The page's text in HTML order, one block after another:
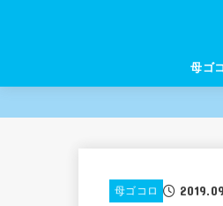
母ゴ
母ゴコロ